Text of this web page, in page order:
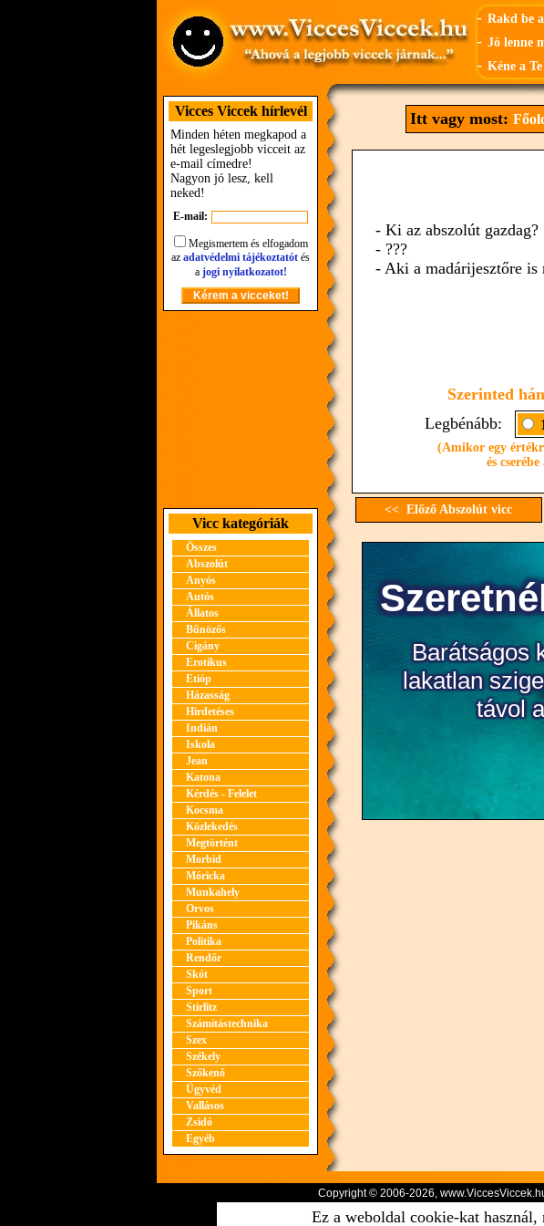
- Rakd be
- Jó lenne
- Kéne a
Vicces Viccek hírlevél
Minden héten megkapod a
hét legeslegjobb vicceit az
e-mail címedre!
Nagyon jó lesz, kell
neked!
E-mail:
Megismertem és elfogadom
az adatvédelmi tájékoztatót és
a jogi nyilatkozatot!
Vicc kategóriák
Összes
Abszolút
Anyós
Autós
Állatos
Bűnözős
Cigány
Erotikus
Etióp
Házasság
Hirdetéses
Indián
Iskola
Jean
Katona
Kérdés - Felelet
Kocsma
Közlekedés
Megtörtént
Morbid
Móricka
Munkahely
Orvos
Pikáns
Politika
Rendőr
Skót
Sport
Stirlitz
Számítástechnika
Szex
Székely
Szőkenő
Ügyvéd
Vallásos
Zsidó
Egyéb
Itt vagy most:
- Ki az abszolút gazdag?
- ???
- Aki a madárijesztőre is
Szerinted
Legbénább:
(Amikor egy
és
<< Előző Abszolút vicc
Copyright © 2006-2026,
Ez a weboldal cookie-kat